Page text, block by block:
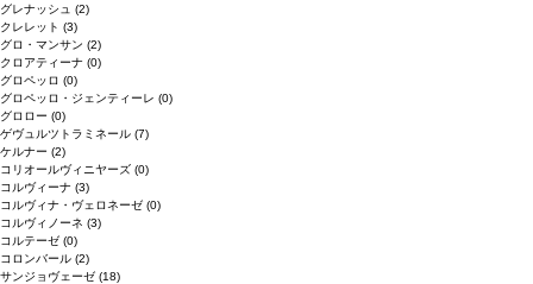
グレナッシュ (2)
クレレット (3)
グロ・マンサン (2)
クロアティーナ (0)
グロペッロ (0)
グロペッロ・ジェンティーレ (0)
グロロー (0)
ゲヴュルツトラミネール (7)
ケルナー (2)
コリオールヴィニヤーズ (0)
コルヴィーナ (3)
コルヴィナ・ヴェロネーゼ (0)
コルヴィノーネ (3)
コルテーゼ (0)
コロンバール (2)
サンジョヴェーゼ (18)